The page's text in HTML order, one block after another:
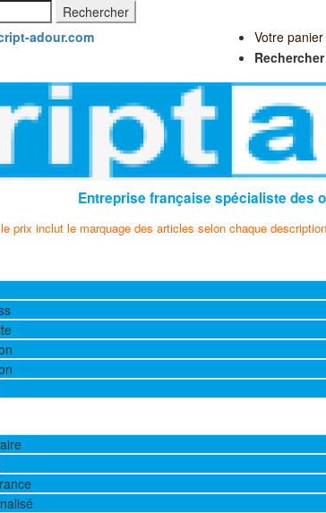
adour.com
Votre panier
Entreprise française spécialiste des
prix inclut le marquage des articles selon chaque